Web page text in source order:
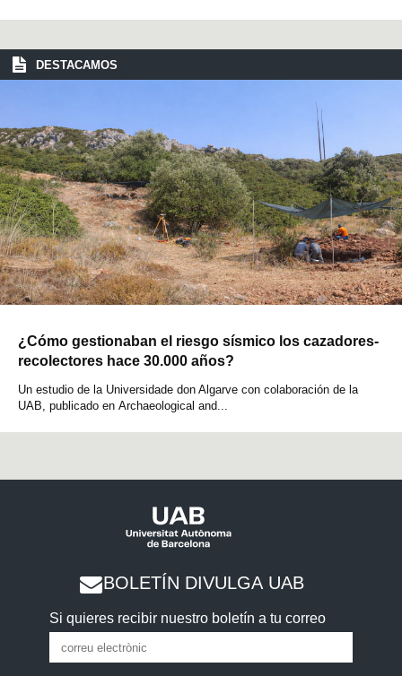
DESTACAMOS
¿Cómo gestionaban el riesgo sísmico los cazadores-
recolectores hace 30.000 años?
Un estudio de la Universidade don Algarve con colaboración de la
UAB, publicado en Archaeological and...
BOLETÍN DIVULGA UAB
Si quieres recibir nuestro boletín a tu correo